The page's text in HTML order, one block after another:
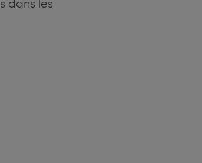
dans les